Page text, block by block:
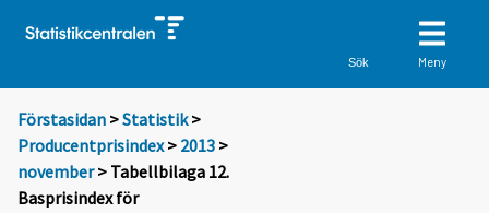
Sök Meny
Förstasidan >Statistik >
Producentprisindex> 2013 >
november> Tabellbilaga 12.
Basprisindex för